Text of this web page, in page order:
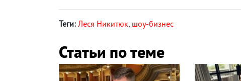
Теги: Леся Никитюк, шоу-бизнес
Статьи по теме